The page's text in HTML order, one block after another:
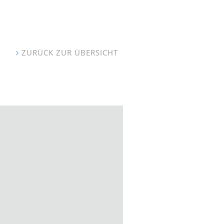
ZURÜCK ZUR ÜBERSICHT